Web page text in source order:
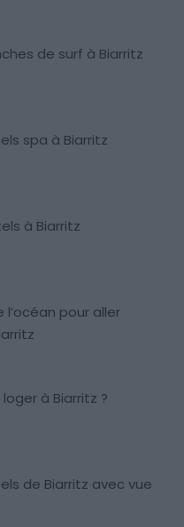
de surf à Biarritz
spa à Biarritz
à Biarritz
pour aller
à Biarritz ?
de Biarritz avec vue